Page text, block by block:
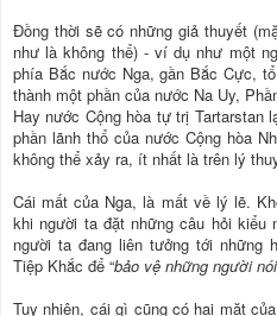
Đồng thời sẽ có những giả thuyết
như là không thể) - ví dụ như một
phía Bắc nước Nga, gần Bắc Cực,
thành một phần của nước Na Uy,
Hay nước Cộng hòa tự trị Tartarstan
phần lãnh thổ của nước Cộng hòa
không thể xảy ra, ít nhất là trên lý
Cái mất của Nga, là mất về lý lẽ.
khi người ta đặt những câu hỏi
người ta đang liên tưởng tới những
Tiệp Khắc để “bảo vệ những người
Tuy nhiên, cái gì cũng có hai mặt